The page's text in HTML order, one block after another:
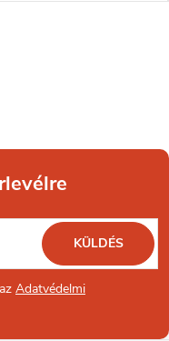
Adatvédelmi
KÜLDÉS